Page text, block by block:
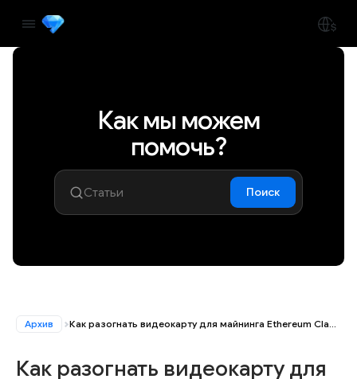
Как мы можем
помочь?
Поиск
Архив Как разогнать видеокарту для майнинга Ethereum Classic (Эфир Классик)
Как разогнать видеокарту для